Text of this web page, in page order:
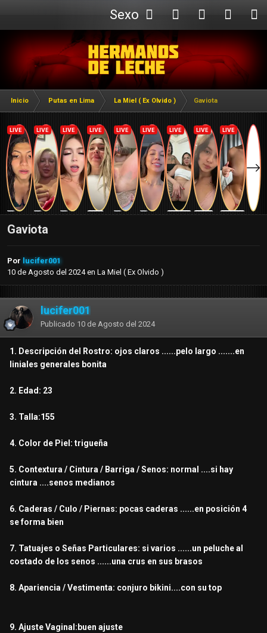
Sexo
Webcam
Inicio Putas en Lima La Miel ( Ex Olvido ) Gaviota
Gaviota
Por lucifer001
10 de Agosto del 2024en La Miel ( Ex Olvido )
lucifer001
Publicado 10 de Agosto del 2024
1. Descripción del Rostro: ojos claros ......pelo largo .......en
liniales generales bonita
2. Edad: 23
3. Talla:155
4. Color de Piel: trigueña
5. Contextura / Cintura / Barriga / Senos: normal ....si hay
cintura ....senos medianos
6. Caderas / Culo / Piernas: pocas caderas ......en posición 4
se forma bien
7. Tatuajes o Señas Particulares: si varios ......un peluche al
costado de los senos ......una crus en sus brasos
8. Apariencia / Vestimenta: conjuro bikini....con su top
9. Ajuste Vaginal:buen ajuste